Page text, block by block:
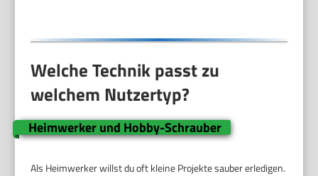
Welche Technik passt zu
welchem Nutzertyp?
Heimwerker und Hobby-Schrauber
Als Heimwerker willst du oft kleine Projekte sauber erledigen.